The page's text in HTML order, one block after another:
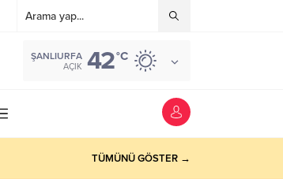
ŞANLIURFA
AÇIK 42°C
TÜMÜNÜ GÖSTER →